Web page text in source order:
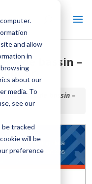
and allow
in
about our
media. To
see our
be tracked
will be
preference
de bassin –
chauffage de bassin –